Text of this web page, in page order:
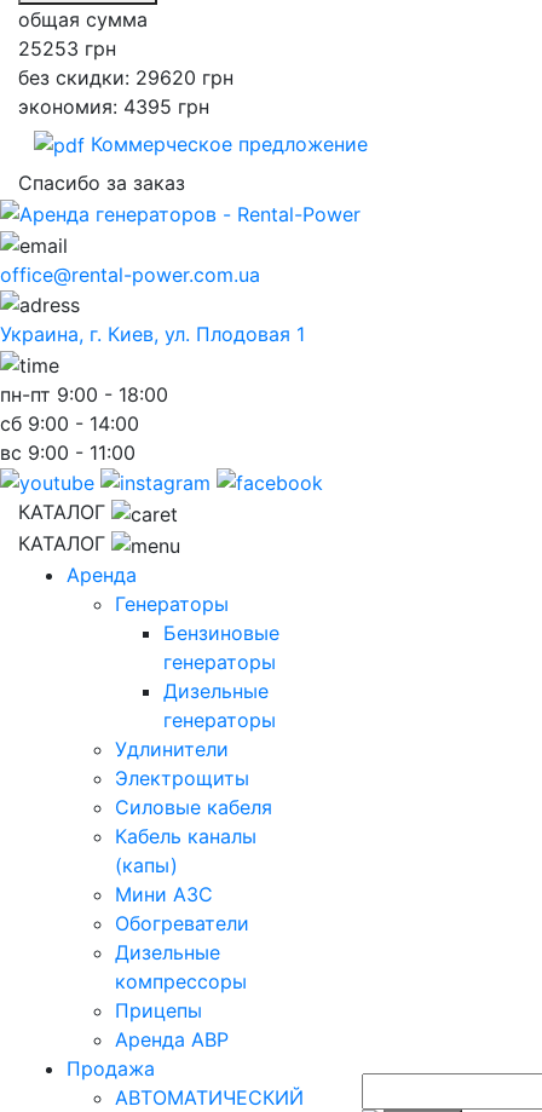
общая сумма
25253 грн
без скидки: 29620 грн
экономия: 4395 грн
Коммерческое предложение
Спасибо за заказ
office@rental-power.com.ua
Украина, г. Киев, ул. Плодовая 1
пн-пт 9:00 - 18:00
сб 9:00 - 14:00
вс 9:00 - 11:00
КАТАЛОГ
КАТАЛОГ
Аренда
Генераторы
Бензиновые
генераторы
Дизельные
генераторы
Удлинители
Электрощиты
Силовые кабеля
Кабель каналы
(капы)
Мини АЗС
Обогреватели
Дизельные
компрессоры
Прицепы
Аренда АВР
Продажа
АВТОМАТИЧЕСКИЙ